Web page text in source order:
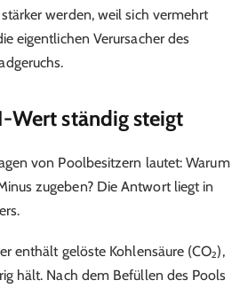
werden, weil sich vermehrt
eigentlichen Verursacher des
Wert ständig steigt
von Poolbesitzern lautet: Warum
zugeben? Die Antwort liegt in
enthält gelöste Kohlensäure (CO₂),
hält. Nach dem Befüllen des Pools